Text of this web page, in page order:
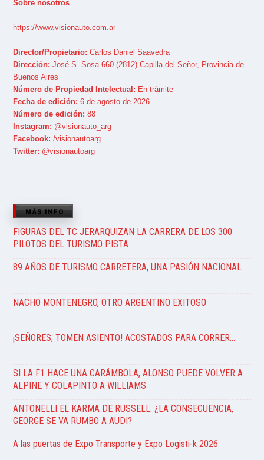
Sobre nosotros
https://www.visionauto.com.ar
Director/Propietario: Carlos Daniel Saavedra
Dirección: José S. Sosa 660 (2812) Capilla del Señor, Provincia de
Buenos Aires
Número de Propiedad Intelectual: En trámite
Fecha de edición: 6 de agosto de 2026
Número de edición: 88
Instagram: @visionauto_arg
Facebook: /visionautoarg
Twitter: @visionautoarg
MÁS INFO
FIGURAS DEL TC JERARQUIZAN LA CARRERA DE LOS 300
PILOTOS DEL TURISMO PISTA
89 AÑOS DE TURISMO CARRETERA, UNA PASIÓN NACIONAL
NACHO MONTENEGRO, OTRO ARGENTINO EXITOSO
¡SEÑORES, TOMEN ASIENTO! ACOSTADOS PARA CORRER…
SI LA F1 HACE UNA CARÁMBOLA, ALONSO PUEDE VOLVER A
ALPINE Y COLAPINTO A WILLIAMS
ANTONELLI EL KARMA DE RUSSELL. ¿LA CONSECUENCIA,
GEORGE SE VA RUMBO A AUDI?
A las puertas de Expo Transporte y Expo Logisti-k 2026